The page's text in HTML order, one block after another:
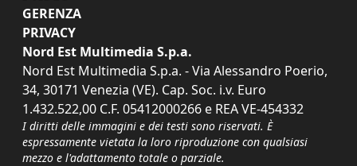
GERENZA
PRIVACY
Nord Est Multimedia S.p.a.
Nord Est Multimedia S.p.a. - Via Alessandro Poerio,
34, 30171 Venezia (VE). Cap. Soc. i.v. Euro
1.432.522,00 C.F. 05412000266 e REA VE-454332
I diritti delle immagini e dei testi sono riservati. È
espressamente vietata la loro riproduzione con qualsiasi
mezzo e l'adattamento totale o parziale.